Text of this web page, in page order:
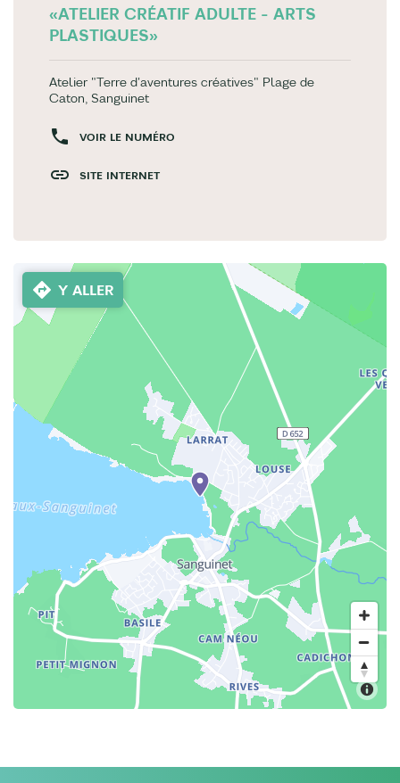
«ATELIER CRÉATIF ADULTE - ARTS
PLASTIQUES»
Atelier "Terre d'aventures créatives" Plage de
Caton, Sanguinet
VOIR LE NUMÉRO
SITE INTERNET
Y ALLER